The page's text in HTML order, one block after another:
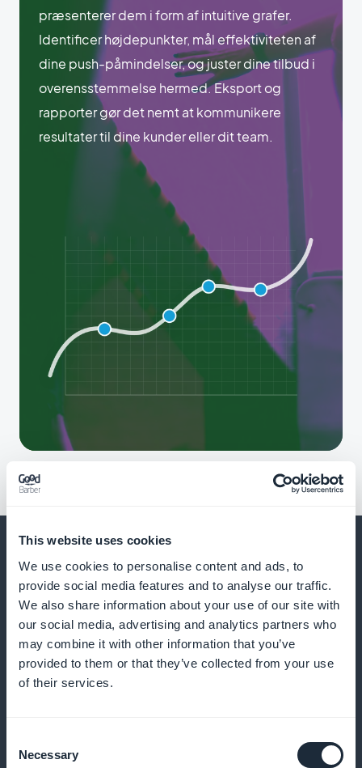
This website uses cookies
We use cookies to personalise content and ads, to
provide social media features and to analyse our traffic.
We also share information about your use of our site with
our social media, advertising and analytics partners who
may combine it with other information that you’ve
provided to them or that they’ve collected from your use
of their services.
Selection
Necessary
præsenterer dem i form af intuitive grafer.
Identificer højdepunkter, mål effektiviteten af
dine push-påmindelser, og juster dine tilbud i
overensstemmelse hermed. Eksport og
rapporter gør det nemt at kommunikere
resultater til dine kunder eller dit team.
Og meget, meget mere
Artikler om træningsteknikker